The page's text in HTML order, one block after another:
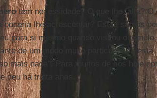
tem necessidade? O que lhe falta? O
poderia lhe acrescentar? Estas são as
para si mesmo quando visitou o túmulo
de um modo muito particular. Já está
mais nada”. Para muitos de nós hoje
deu há trinta anos.